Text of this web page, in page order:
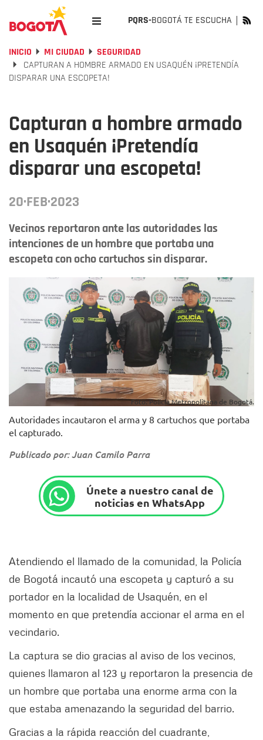
PQRS-BOGOTÁ TE ESCUCHA
INICIO MI CIUDAD
SEGURIDAD
CAPTURAN A HOMBRE ARMADO EN USAQUÉN ¡PRETENDÍA
DISPARAR UNA ESCOPETA!
Capturan a hombre armado
en Usaquén ¡Pretendía
disparar una escopeta!
20·FEB·2023
Vecinos reportaron ante las autoridades las
intenciones de un hombre que portaba una
escopeta con ocho cartuchos sin disparar.
Foto: Policía Metropolitana de Bogotá.
Autoridades incautaron el arma y 8 cartuchos que portaba
el capturado.
Publicado por: Juan Camilo Parra
Únete a nuestro canal de
noticias en WhatsApp
Atendiendo el llamado de la comunidad, la Policía
de Bogotá incautó una escopeta y capturó a su
portador en la localidad de Usaquén, en el
momento en que pretendía accionar el arma en el
vecindario.
La captura se dio gracias al aviso de los vecinos,
quienes llamaron al 123 y reportaron la presencia de
un hombre que portaba una enorme arma con la
que estaba amenazando la seguridad del barrio.
Gracias a la rápida reacción del cuadrante,